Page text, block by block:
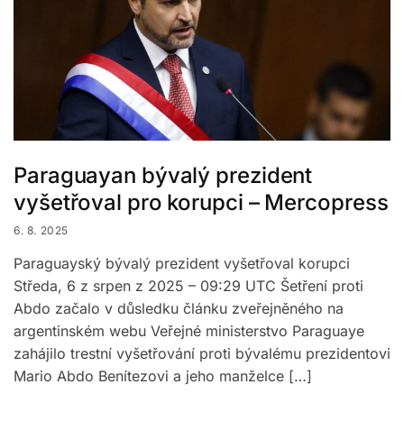
Paraguayan bývalý prezident
vyšetřoval pro korupci – Mercopress
6. 8. 2025
Paraguayský bývalý prezident vyšetřoval korupci
Středa, 6 z srpen z 2025 – 09:29 UTC Šetření proti
Abdo začalo v důsledku článku zveřejněného na
argentinském webu Veřejné ministerstvo Paraguaye
zahájilo trestní vyšetřování proti bývalému prezidentovi
Mario Abdo Benítezovi a jeho manželce […]